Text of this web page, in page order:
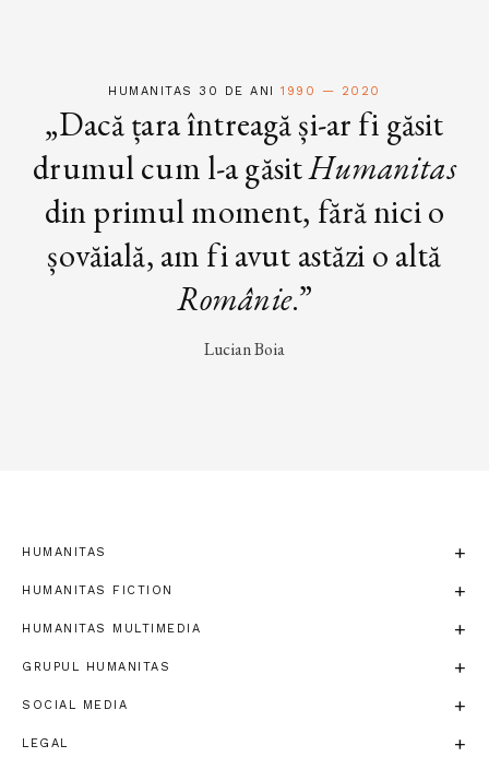
HUMANITAS 30 DE ANI1990 — 2020
„Dacă țara întreagă și-ar fi găsit
drumul cum l-a găsitHumanitas
din primul moment, fără nici o
șovăială, am fi avut astăzi o altă
Românie.”
Lucian Boia
HUMANITAS
HUMANITAS FICTION
HUMANITAS MULTIMEDIA
GRUPUL HUMANITAS
SOCIAL MEDIA
LEGAL